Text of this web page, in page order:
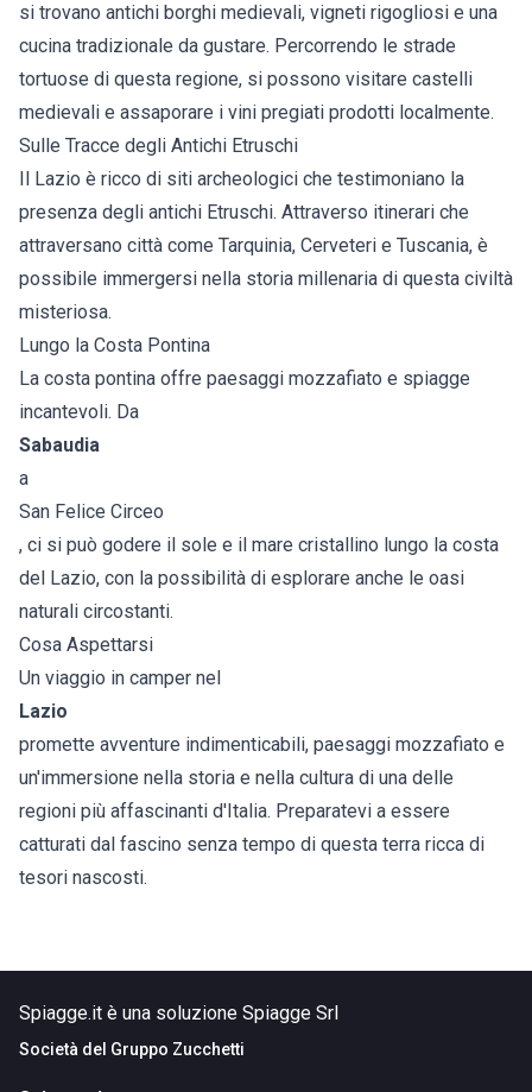
si trovano antichi borghi medievali, vigneti rigogliosi e una
cucina tradizionale da gustare. Percorrendo le strade
tortuose di questa regione, si possono visitare castelli
medievali e assaporare i vini pregiati prodotti localmente.
Sulle Tracce degli Antichi Etruschi
Il Lazio è ricco di siti archeologici che testimoniano la
presenza degli antichi Etruschi. Attraverso itinerari che
attraversano città come Tarquinia, Cerveteri e Tuscania, è
possibile immergersi nella storia millenaria di questa civiltà
misteriosa.
Lungo la Costa Pontina
La costa pontina offre paesaggi mozzafiato e spiagge
incantevoli. Da
Sabaudia
a
San Felice Circeo
, ci si può godere il sole e il mare cristallino lungo la costa
del Lazio, con la possibilità di esplorare anche le oasi
naturali circostanti.
Cosa Aspettarsi
Un viaggio in camper nel
Lazio
promette avventure indimenticabili, paesaggi mozzafiato e
un'immersione nella storia e nella cultura di una delle
regioni più affascinanti d'Italia. Preparatevi a essere
catturati dal fascino senza tempo di questa terra ricca di
tesori nascosti.
Spiagge.it è una soluzione Spiagge Srl
Società del Gruppo Zucchetti